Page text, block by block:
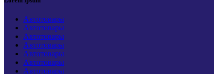
Автотовары
Автотовары
Автотовары
Автотовары
Автотовары
Автотовары
Автотовары